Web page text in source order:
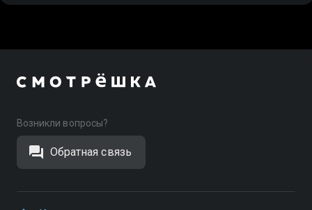
Возникли вопросы?
Обратная связь